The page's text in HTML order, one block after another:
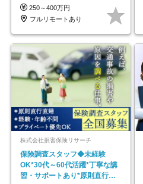
130日
250～400万円
フルリモートあり
株式会社損害保険リサーチ
保険調査スタッフ◆未経験
OK*30代～60代活躍*丁寧な講
習・サポートあり*原則直行直